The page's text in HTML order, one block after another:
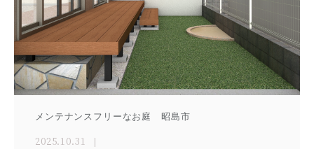
メンテナンスフリーなお庭 昭島市
2025.10.31